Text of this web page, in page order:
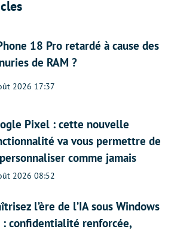
18 Pro retardé à cause des
de RAM ?
2026 17:37
Pixel : cette nouvelle
va vous permettre de
comme jamais
2026 08:52
l’ère de l’IA sous Windows
: confidentialité renforcée,